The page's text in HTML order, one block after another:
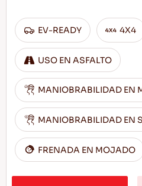
EV-READY 4X4
USO EN ASFALTO
MANIOBRABILIDAD EN
MANIOBRABILIDAD EN
FRENADA EN MOJADO